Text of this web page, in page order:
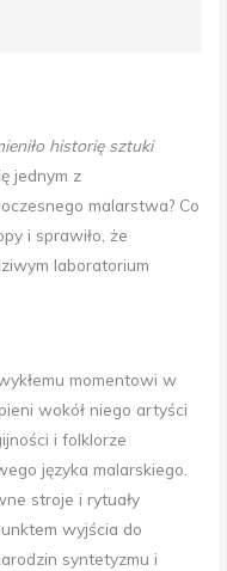
historię sztuki
jednym z
malarstwa? Co
i sprawiło, że
laboratorium
momentowi w
wokół niego artyści
i folklorze
języka malarskiego.
stroje i rytuały
wyjścia do
syntetyzmu i